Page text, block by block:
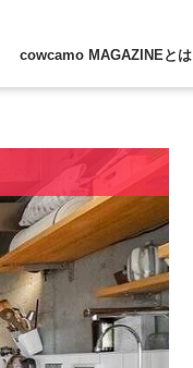
cowcamo MAGAZINEとは